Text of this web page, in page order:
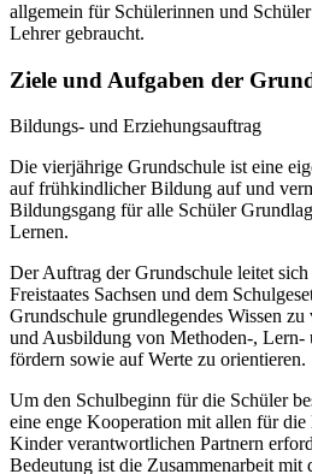
allgemein für Schülerinnen und
Lehrer gebraucht.
Ziele und Aufgaben der
Bildungs- und Erziehungsauftrag
Die vierjährige Grundschule ist eine
auf frühkindlicher Bildung auf und
Bildungsgang für alle Schüler
Lernen.
Der Auftrag der Grundschule leitet sich
Freistaates Sachsen und dem
Grundschule grundlegendes Wissen
und Ausbildung von Methoden-, Lern-
fördern sowie auf Werte zu orientieren.
Um den Schulbeginn für die Schüler
eine enge Kooperation mit allen für
Kinder verantwortlichen Partnern
Bedeutung ist die Zusammenarbeit mit